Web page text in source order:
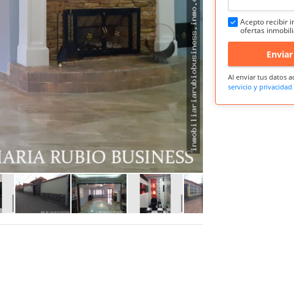
Acepto recibir
ofertas
Al enviar tus datos
servicio y privacidad